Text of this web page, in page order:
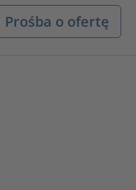
Prośba o ofertę